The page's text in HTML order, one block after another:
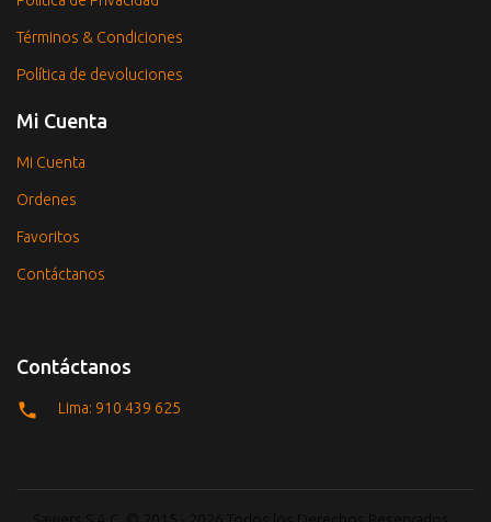
Términos & Condiciones
Política de devoluciones
Mi Cuenta
Mi Cuenta
Ordenes
Favoritos
Contáctanos
Contáctanos
Lima: 910 439 625